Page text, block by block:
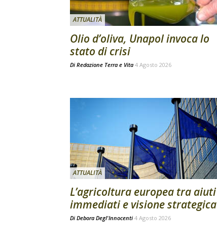
ATTUALITÀ
Olio d’oliva, Unapol invoca lo
stato di crisi
Di Redazione Terra e Vita 4 Agosto 2026
ATTUALITÀ
L’agricoltura europea tra aiuti
immediati e visione strategica
Di Debora Degl'Innocenti 4 Agosto 2026